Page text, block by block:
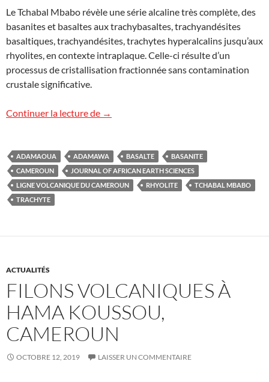
Le Tchabal Mbabo révèle une série alcaline très complète, des
basanites et basaltes aux trachybasaltes, trachyandésites
basaltiques, trachyandésites, trachytes hyperalcalins jusqu’aux
rhyolites, en contexte intraplaque. Celle-ci résulte d’un
processus de cristallisation fractionnée sans contamination
crustale significative.
Continuer la lecture de Le massif volcanique du Tchabal Mbabo
→
ADAMAOUA ADAMAWA BASALTE
BASANITE
CAMEROUN
JOURNAL OF AFRICAN EARTH SCIENCES
LIGNE VOLCANIQUE DU CAMEROUN
RHYOLITE
TCHABAL MBABO
TRACHYTE
ACTUALITÉS
FILONS VOLCANIQUES À
HAMA KOUSSOU,
CAMEROUN
OCTOBRE 12, 2019 LAISSER UN COMMENTAIRE